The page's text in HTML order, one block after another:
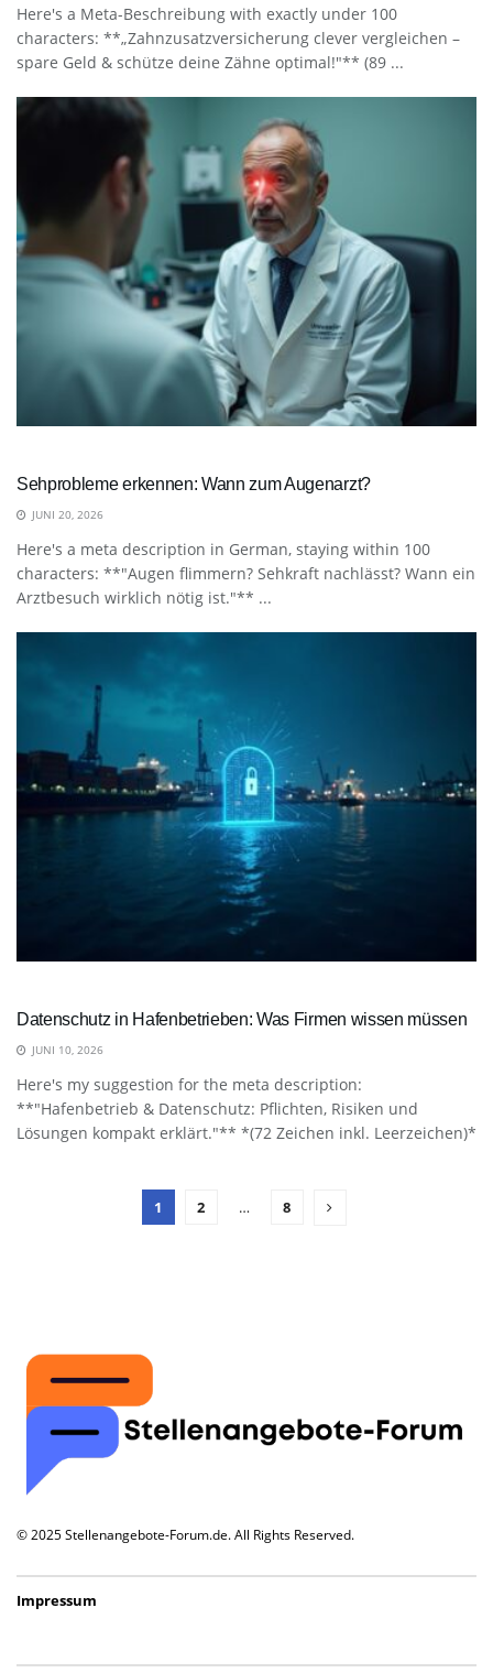
Here's a Meta-Beschreibung with exactly under 100
characters: **„Zahnzusatzversicherung clever vergleichen –
spare Geld & schütze deine Zähne optimal!"** (89 ...
Sehprobleme erkennen: Wann zum Augenarzt?
JUNI 20, 2026
Here's a meta description in German, staying within 100
characters: **"Augen flimmern? Sehkraft nachlässt? Wann ein
Arztbesuch wirklich nötig ist."** ...
Datenschutz in Hafenbetrieben: Was Firmen wissen müssen
JUNI 10, 2026
Here's my suggestion for the meta description:
**"Hafenbetrieb & Datenschutz: Pflichten, Risiken und
Lösungen kompakt erklärt."** *(72 Zeichen inkl. Leerzeichen)*
1 2 … 8
© 2025 Stellenangebote-Forum.de. All Rights Reserved.
Impressum